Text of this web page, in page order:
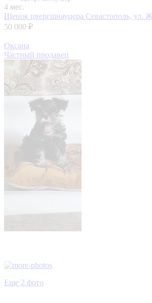
4 мес.
Щенок цвергшнауцера Севастополь, ул.
50 000 ₽
Оксана
Частный продавец
Еще 2 фото